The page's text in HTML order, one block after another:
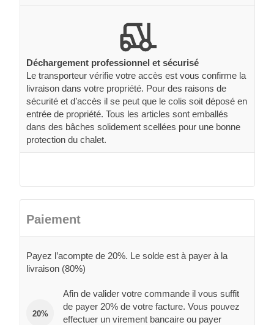
Déchargement professionnel et sécurisé
Le transporteur vérifie votre accès est vous confirme la
livraison dans votre propriété. Pour des raisons de
sécurité et d’accès il se peut que le colis soit déposé en
entrée de propriété. Tous les articles sont emballés
dans des bâches solidement scellées pour une bonne
protection du chalet.
Paiement
Payez l’acompte de 20%. Le solde est à payer à la
livraison (80%)
20%
Afin de valider votre commande il vous suffit
de payer 20% de votre facture. Vous pouvez
effectuer un virement bancaire ou payer